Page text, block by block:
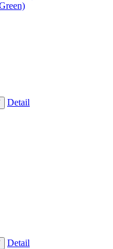
Detail
Detail